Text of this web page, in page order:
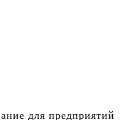
для предприятий